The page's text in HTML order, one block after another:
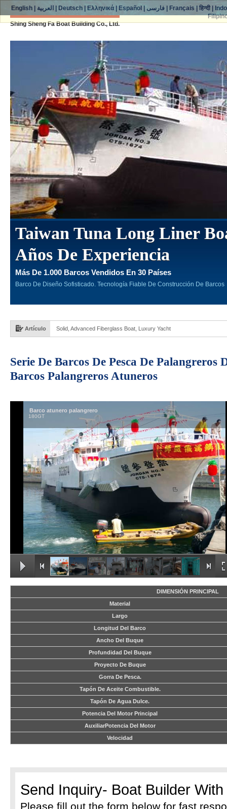
Shing Sheng Fa Boat Building Co., Ltd.
Taiwan Tuna Long Liner
Años De Experiencia
Más De 1.000 Barcos Vendidos En 30 Países
Barco De Diseño Sofisticado. Tecnología Fiable De Construcción De Barcos
Artículo Solid, Advanced Fiberglass Boat, Luxury Yacht
Serie De Barcos De Pesca De
Barcos Palangreros Atuneros
Barco atunero palangrero
180GT
DIMENSIÓN PRINCIPAL
Material
Largo
Longitud Del Barco
Ancho Del Buque
Profundidad Del Buque
Proyecto De Buque
Gorra De Pesca.
Tapón De Aceite Combustible.
Tapón De Agua Dulce.
Potencia Del Motor Principal
AuxiliarPotencia Del Motor
Velocidad
English| العربية Deutsch| Ελληνικά| Español فارسی| Français हिन्दी|